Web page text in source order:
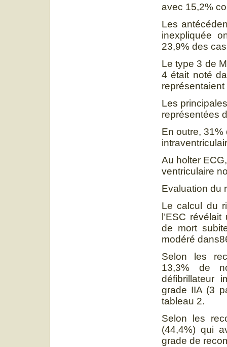
avec 15,2%
Les
inexpliquée
23,9% des
Le type 3 de
4 était noté
Les
représentées
En outre,
Au holter
ventriculaire
Evaluation du
Le calcul du
l’ESC
de mort
modéré
Selon les
13,3% de
défibrillateur
grade IIA (3
tableau 2.
Selon les
(44,4%) qui
grade de